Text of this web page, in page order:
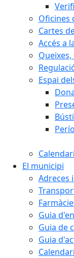
Oficines
Cartes
Accés a
Espai
El municipi
Adreces
Guia
Guia de
Guia